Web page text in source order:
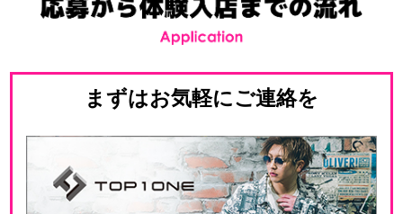
まずはお気軽にご連絡を